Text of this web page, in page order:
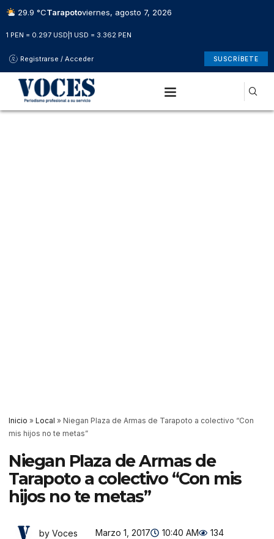
29.9 °CTarapotoviernes, agosto 7, 2026
1 PEN = 0.297 USD 1 USD = 3.362 PEN
Registrarse / Acceder SUSCRÍBETE
Inicio » Local » Niegan Plaza de Armas de Tarapoto a colectivo “Con
mis hijos no te metas”
Niegan Plaza de Armas de
Tarapoto a colectivo “Con mis
hijos no te metas”
by Voces Marzo 1, 2017 10:40 AM 134